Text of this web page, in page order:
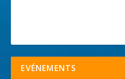
EVÉNEMENTS